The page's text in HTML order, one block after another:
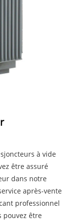
à vide
être assuré
dans notre
après-vente
professionnel
pouvez être